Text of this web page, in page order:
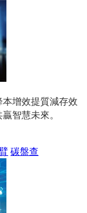
增效提質減存效
智慧未來。
碳盤查